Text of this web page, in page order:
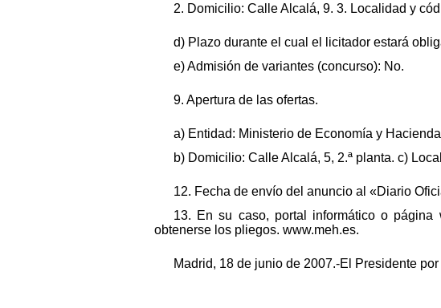
2. Domicilio: Calle Alcalá, 9. 3. Localidad y
d) Plazo durante el cual el licitador estará
e) Admisión de variantes (concurso): No.
9. Apertura de las ofertas.
a) Entidad: Ministerio de Economía y
b) Domicilio: Calle Alcalá, 5, 2.ª planta. c)
12. Fecha de envío del anuncio al «Diario
13. En su caso, portal informático o
obtenerse los pliegos. www.meh.es.
Madrid, 18 de junio de 2007.-El Presidente